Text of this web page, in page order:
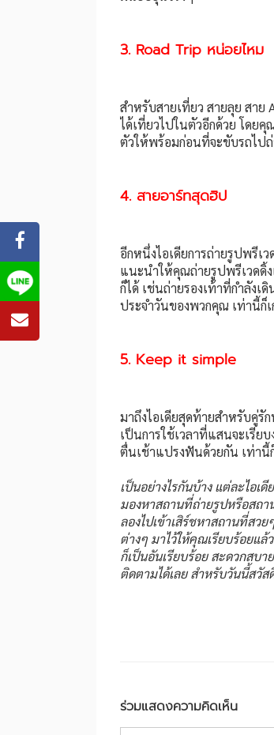
3. Road Trip หน่อยไหม
สำหรับสายเที่ยว สายลุย สาย
ได้เที่ยวไปในตัวอีกด้วย โดย
ตัวให้พร้อมก่อนที่จะขับรถไป
4. สายอาร์ทสุดฮิป
อีกหนึ่งไอเดียการถ่ายรูปพรีเ
แนะนำให้คุณถ่ายรูปพรีเวดดิ้
ก็ได้ เช่นถ่ายรองเท้าที่กำลัง
ประจำวันของพวกคุณ เท่านี้ก็
5. Keep it simple
มาถึงไอเดียสุดท้ายสำหรับคู่รั
เป็นการใช้เวลาที่แสนจะเรี
ตื่นเช้าแปรงฟันด้วยกัน เท่านี้
เป็นอย่างไรกันบ้าง แต่ละไอเ
มองหาสถานที่ถ่ายรูปหรือสถา
ลองไปเข้าเสิร์ชหาสถานที่สว
ต่างๆ มาไว้ให้คุณเรียบร้อยแ
ก็เป็นอันเรียบร้อย สะดวกสบ
ติดตามได้เลย สำหรับวันนี้สวัส
ร่วมแสดงความคิดเห็น